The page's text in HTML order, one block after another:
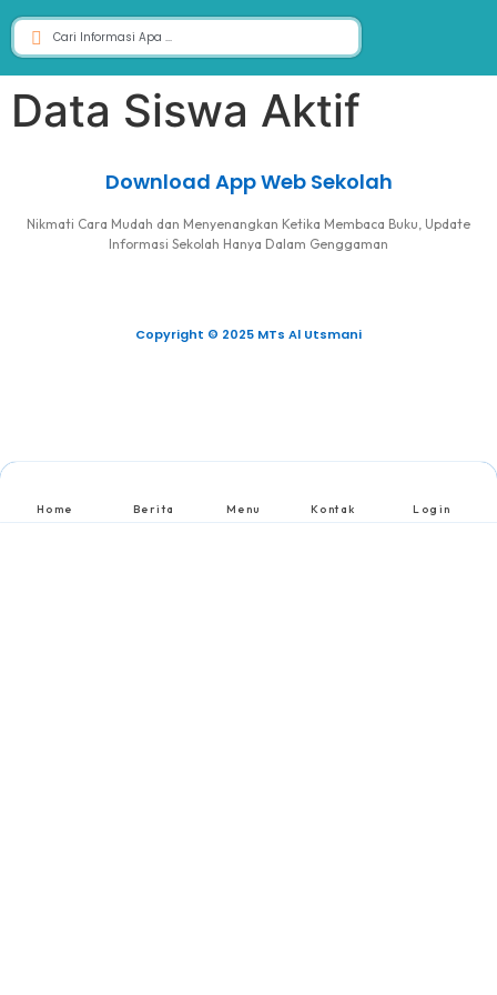
Data Siswa Aktif
Download App Web Sekolah
Nikmati Cara Mudah dan Menyenangkan Ketika Membaca Buku, Update
Informasi Sekolah Hanya Dalam Genggaman
Copyright © 2025 MTs Al Utsmani
Home Berita Menu Kontak Login